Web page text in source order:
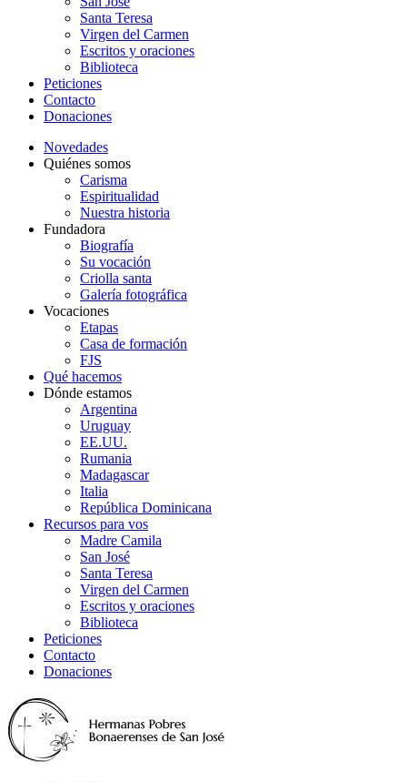
Santa Teresa
Virgen del Carmen
Escritos y oraciones
Biblioteca
Peticiones
Contacto
Donaciones
Novedades
Quiénes somos
Carisma
Espiritualidad
Nuestra historia
Fundadora
Biografía
Su vocación
Criolla santa
Galería fotográfica
Vocaciones
Etapas
Casa de formación
FJS
Qué hacemos
Dónde estamos
Argentina
Uruguay
EE.UU.
Rumania
Madagascar
Italia
República Dominicana
Recursos para vos
Madre Camila
San José
Santa Teresa
Virgen del Carmen
Escritos y oraciones
Biblioteca
Peticiones
Contacto
Donaciones